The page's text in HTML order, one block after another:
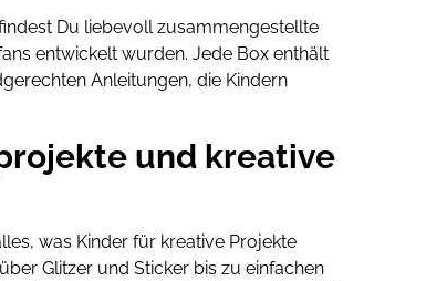
Du liebevoll zusammengestellte
entwickelt wurden. Jede Box enthält
Anleitungen, die Kindern
und kreative
was Kinder für kreative Projekte
Glitzer und Sticker bis zu einfachen